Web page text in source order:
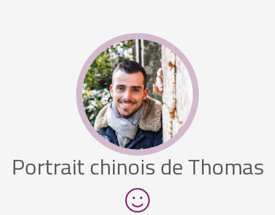
Portrait chinois de Thomas